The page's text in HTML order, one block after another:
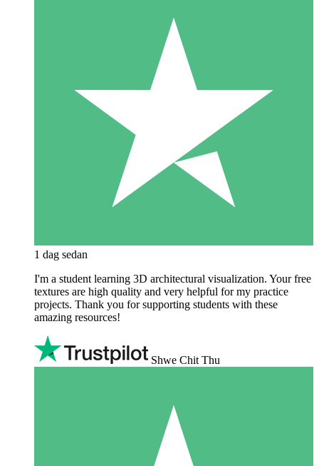
1 dag sedan
I'm a student learning 3D architectural visualization. Your free
textures are high quality and very helpful for my practice
projects. Thank you for supporting students with these
amazing resources!
Shwe Chit Thu